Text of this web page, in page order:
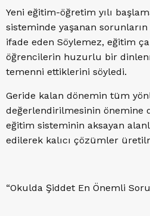
Yeni eğitim-öğretim yılı
sisteminde yaşanan
ifade eden Söylemez, eğitim
öğrencilerin huzurlu bir
temenni ettiklerini söyledi.
Geride kalan dönemin tüm
değerlendirilmesinin önemine
eğitim sisteminin aksayan
edilerek kalıcı çözümler
“Okulda Şiddet En Önemli